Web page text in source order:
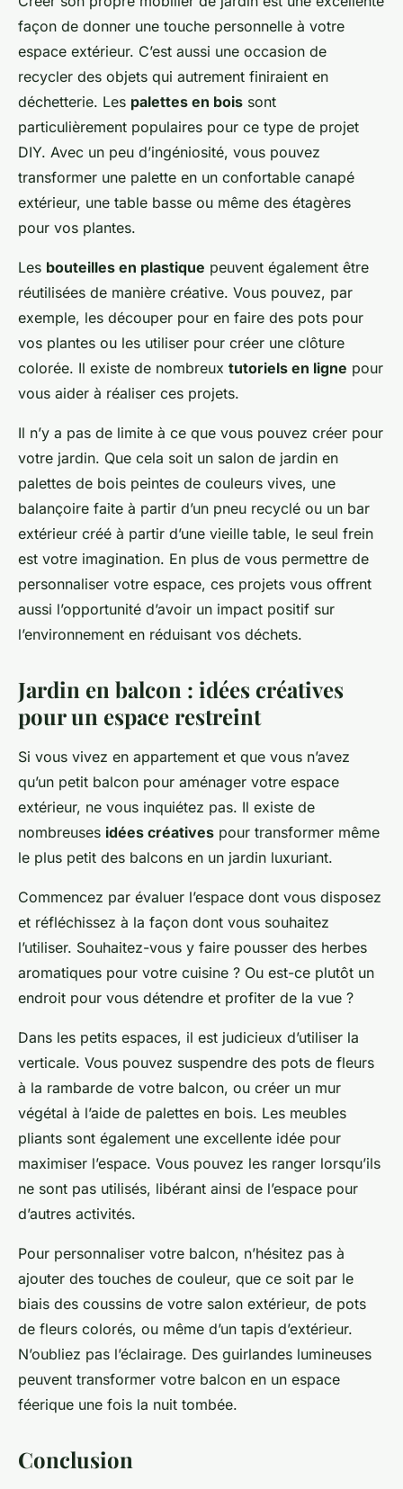
façon de donner une touche personnelle à votre
espace extérieur. C’est aussi une occasion de
recycler des objets qui autrement finiraient en
déchetterie. Les palettes en bois sont
particulièrement populaires pour ce type de projet
DIY. Avec un peu d’ingéniosité, vous pouvez
transformer une palette en un confortable canapé
extérieur, une table basse ou même des étagères
pour vos plantes.
Les bouteilles en plastique peuvent également être
réutilisées de manière créative. Vous pouvez, par
exemple, les découper pour en faire des pots pour
vos plantes ou les utiliser pour créer une clôture
colorée. Il existe de nombreux tutoriels en ligne pour
vous aider à réaliser ces projets.
Il n’y a pas de limite à ce que vous pouvez créer pour
votre jardin. Que cela soit un salon de jardin en
palettes de bois peintes de couleurs vives, une
balançoire faite à partir d’un pneu recyclé ou un bar
extérieur créé à partir d’une vieille table, le seul frein
est votre imagination. En plus de vous permettre de
personnaliser votre espace, ces projets vous offrent
aussi l’opportunité d’avoir un impact positif sur
l’environnement en réduisant vos déchets.
Jardin en balcon : idées créatives
pour un espace restreint
Si vous vivez en appartement et que vous n’avez
qu’un petit balcon pour aménager votre espace
extérieur, ne vous inquiétez pas. Il existe de
nombreuses idées créatives pour transformer même
le plus petit des balcons en un jardin luxuriant.
Commencez par évaluer l’espace dont vous disposez
et réfléchissez à la façon dont vous souhaitez
l’utiliser. Souhaitez-vous y faire pousser des herbes
aromatiques pour votre cuisine ? Ou est-ce plutôt un
endroit pour vous détendre et profiter de la vue ?
Dans les petits espaces, il est judicieux d’utiliser la
verticale. Vous pouvez suspendre des pots de fleurs
à la rambarde de votre balcon, ou créer un mur
végétal à l’aide de palettes en bois. Les meubles
pliants sont également une excellente idée pour
maximiser l’espace. Vous pouvez les ranger lorsqu’ils
ne sont pas utilisés, libérant ainsi de l’espace pour
d’autres activités.
Pour personnaliser votre balcon, n’hésitez pas à
ajouter des touches de couleur, que ce soit par le
biais des coussins de votre salon extérieur, de pots
de fleurs colorés, ou même d’un tapis d’extérieur.
N’oubliez pas l’éclairage. Des guirlandes lumineuses
peuvent transformer votre balcon en un espace
féerique une fois la nuit tombée.
Conclusion